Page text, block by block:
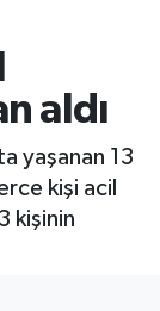
aldı
yaşanan 13
kişi acil
kişinin